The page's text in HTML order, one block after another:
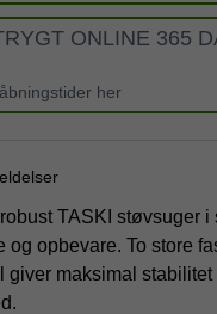
ONLINE 365
her
TASKI støvsuger i
og opbevare. To store
giver maksimal stabilitet